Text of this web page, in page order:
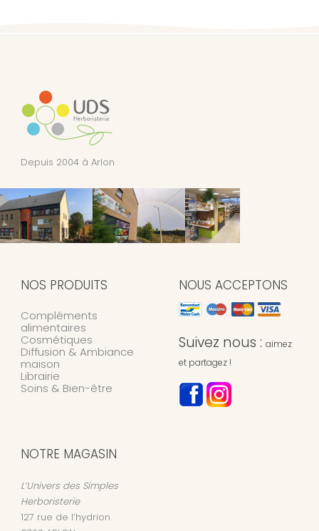
Depuis 2004 à Arlon
NOS PRODUITS
Compléments
alimentaires
Cosmétiques
Diffusion & Ambiance
maison
Librairie
Soins & Bien-être
NOUS ACCEPTONS
Suivez nous : aimez
et partagez !
NOTRE MAGASIN
L’Univers des Simples
Herboristerie
127 rue de l’hydrion